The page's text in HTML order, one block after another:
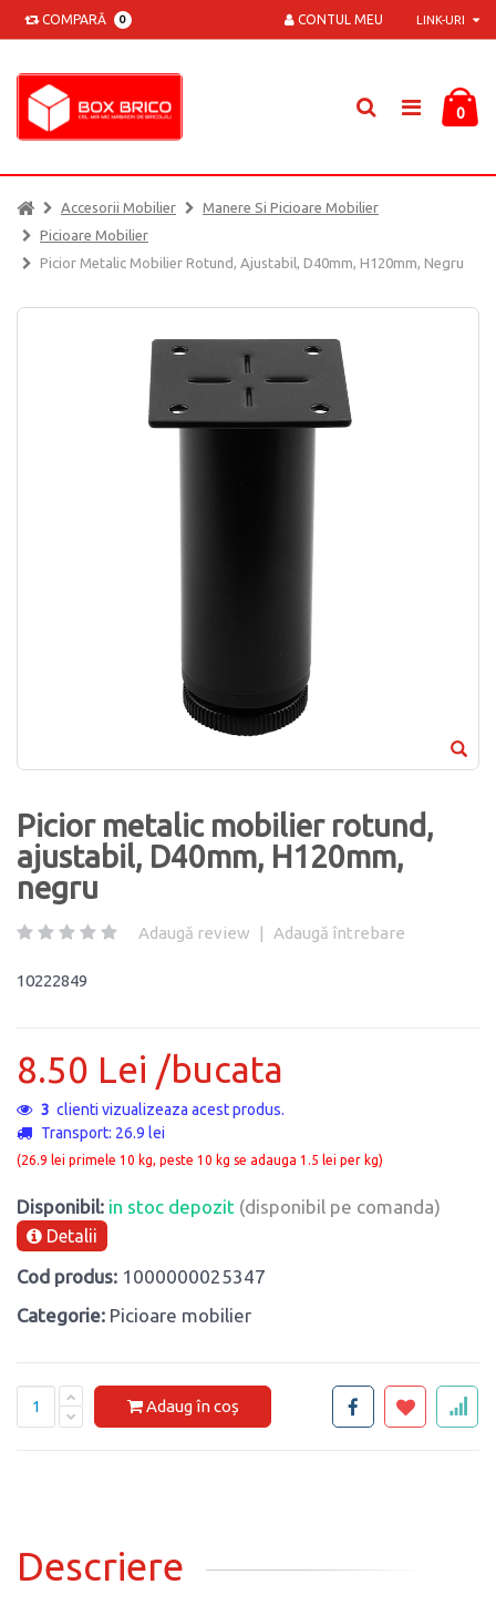
COMPARĂ 0 LINK-URI
CONTUL MEU
0
Accesorii Mobilier
Manere Si Picioare Mobilier
Picioare Mobilier
Picior Metalic Mobilier Rotund, Ajustabil, D40mm, H120mm, Negru
Picior metalic mobilier rotund,
ajustabil, D40mm, H120mm,
negru
Adaugă review | Adaugă întrebare
10222849
8.50 Lei /bucata
3 clienti vizualizeaza acest produs.
Transport: 26.9 lei
(26.9 lei primele 10 kg, peste 10 kg se adauga 1.5 lei per kg)
Disponibil: in stoc depozit (disponibil pe comanda)
Detalii
Cod produs: 1000000025347
Categorie: Picioare mobilier
Adaug în coș
Descriere